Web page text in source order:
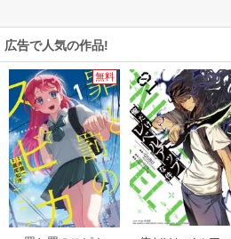
広告で人気の作品!
無料